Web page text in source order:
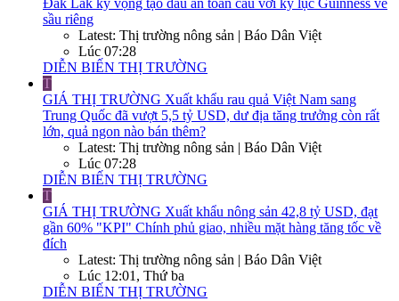
Đắk Lắk kỳ vọng tạo dấu ấn toàn cầu với kỷ lục Guinness về
sầu riêng
Latest: Thị trường nông sản | Báo Dân Việt
Lúc 07:28
DIỄN BIẾN THỊ TRƯỜNG
T
GIÁ THỊ TRƯỜNG Xuất khẩu rau quả Việt Nam sang
Trung Quốc đã vượt 5,5 tỷ USD, dư địa tăng trưởng còn rất
lớn, quả ngon nào bán thêm?
Latest: Thị trường nông sản | Báo Dân Việt
Lúc 07:28
DIỄN BIẾN THỊ TRƯỜNG
T
GIÁ THỊ TRƯỜNG Xuất khẩu nông sản 42,8 tỷ USD, đạt
gần 60% "KPI" Chính phủ giao, nhiều mặt hàng tăng tốc về
đích
Latest: Thị trường nông sản | Báo Dân Việt
Lúc 12:01, Thứ ba
DIỄN BIẾN THỊ TRƯỜNG